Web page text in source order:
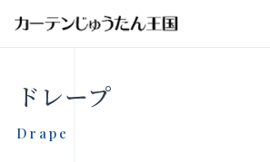
ドレープ
Drape